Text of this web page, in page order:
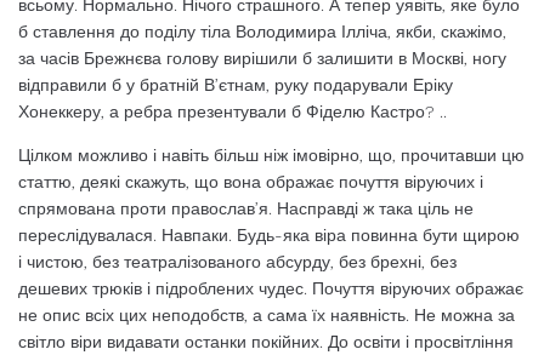
всьому. Нормально. Нічого страшного. А тепер уявіть, яке було
б ставлення до поділу тіла Володимира Ілліча, якби, скажімо,
за часів Брежнєва голову вирішили б залишити в Москві, ногу
відправили б у братній В’єтнам, руку подарували Еріку
Хонеккеру, а ребра презентували б Фіделю Кастро? ..
Цілком можливо і навіть більш ніж імовірно, що, прочитавши цю
статтю, деякі скажуть, що вона ображає почуття віруючих і
спрямована проти православ’я. Насправді ж така ціль не
переслідувалася. Навпаки. Будь-яка віра повинна бути щирою
і чистою, без театралізованого абсурду, без брехні, без
дешевих трюків і підроблених чудес. Почуття віруючих ображає
не опис всіх цих неподобств, а сама їх наявність. Не можна за
світло віри видавати останки покійних. До освіти і просвітління